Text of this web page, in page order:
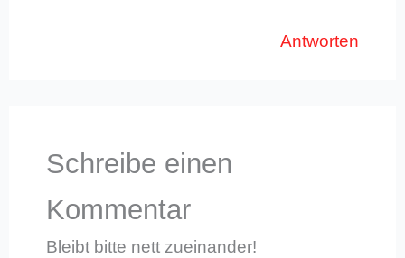
Antworten
Schreibe einen
Kommentar
Bleibt bitte nett zueinander!